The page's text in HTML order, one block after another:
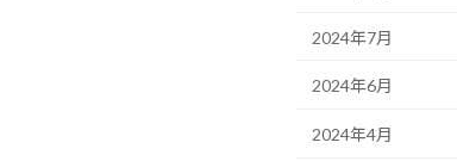
2024年7月
2024年6月
2024年4月